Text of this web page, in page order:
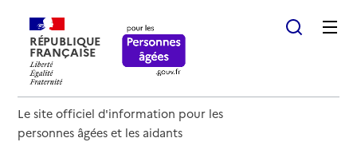
RÉPUBLIQUE
FRANÇAISE
Le site officiel d'information pour les
personnes âgées et les aidants